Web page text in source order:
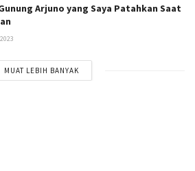
Arjuno yang Saya Patahkan Saat
MUAT LEBIH BANYAK